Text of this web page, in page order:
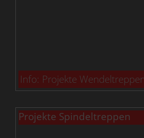
Info: Projekte
Projekte Spindeltreppen